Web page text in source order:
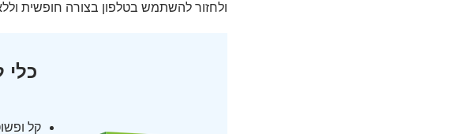
ולחזור להשתמש בטלפון בצורה חופשית